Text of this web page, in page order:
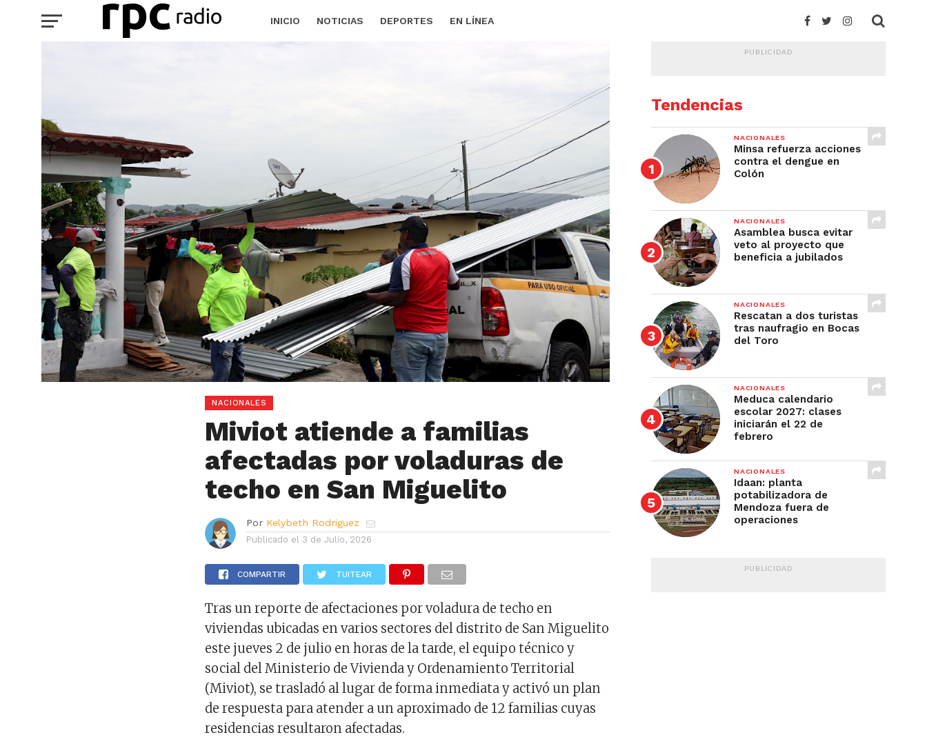
INICIO NOTICIAS DEPORTES EN LÍNEA
NACIONALES
Miviot atiende a familias
afectadas por voladuras de
techo en San Miguelito
Por Kelybeth Rodriguez
Publicado el 3 de Julio, 2026
COMPARTIR TUITEAR
Tras un reporte de afectaciones por voladura de techo en
viviendas ubicadas en varios sectores del distrito de San Miguelito
este jueves 2 de julio en horas de la tarde, el equipo técnico y
social del Ministerio de Vivienda y Ordenamiento Territorial
(Miviot), se trasladó al lugar de forma inmediata y activó un plan
de respuesta para atender a un aproximado de 12 familias cuyas
residencias resultaron afectadas.
PUBLICIDAD
Tendencias
NACIONALES
Minsa refuerza acciones
contra el dengue en
Colón
NACIONALES
Asamblea busca evitar
veto al proyecto que
beneficia a jubilados
NACIONALES
Rescatan a dos turistas
tras naufragio en Bocas
del Toro
NACIONALES
Meduca calendario
escolar 2027: clases
iniciarán el 22 de
febrero
NACIONALES
Idaan: planta
potabilizadora de
Mendoza fuera de
operaciones
PUBLICIDAD